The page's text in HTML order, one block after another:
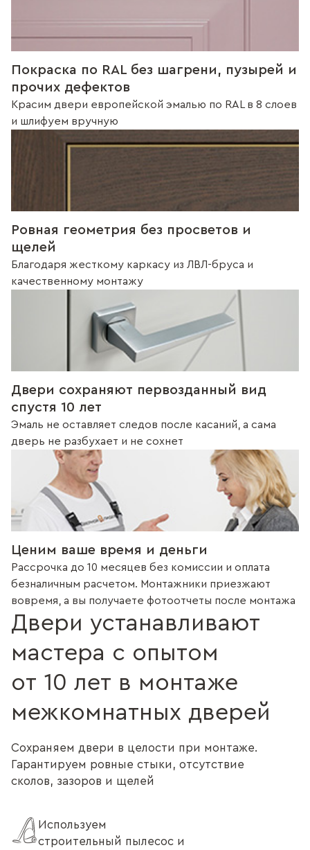
Покраска по RAL без шагрени, пузырей и
прочих дефектов
Красим двери европейской эмалью по RAL в 8 слоев
и шлифуем вручную
Ровная геометрия без просветов и
щелей
Благодаря жесткому каркасу из ЛВЛ-бруса и
качественному монтажу
Двери сохраняют первозданный вид
спустя 10 лет
Эмаль не оставляет следов после касаний, а сама
дверь не разбухает и не сохнет
Ценим ваше время и деньги
Рассрочка до 10 месяцев без комиссии и оплата
безналичным расчетом. Монтажники приезжают
вовремя, а вы получаете фотоотчеты после монтажа
Двери устанавливают
мастера с опытом
от 10 лет в монтаже
межкомнатных дверей
Сохраняем двери в целости при монтаже.
Гарантируем ровные стыки, отсутствие
сколов, зазоров и щелей
Используем
строительный пылесос и